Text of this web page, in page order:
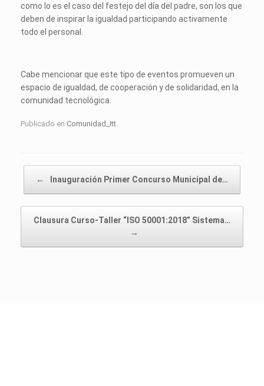
como lo es el caso del festejo del día del padre, son los que
deben de inspirar la igualdad participando activamente
todo el personal.
Cabe mencionar que este tipo de eventos promueven un
espacio de igualdad, de cooperación y de solidaridad, en la
comunidad tecnológica.
Publicado en Comunidad_Itt.
Navegador de artículos
← Inauguración Primer Concurso Municipal de…
Clausura Curso-Taller “ISO 50001:2018” Sistema…
→